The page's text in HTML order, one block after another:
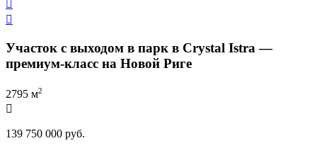


Участок с выходом в парк в Crystal Istra —
премиум-класс на Новой Риге
2795 м2

139 750 000 руб.